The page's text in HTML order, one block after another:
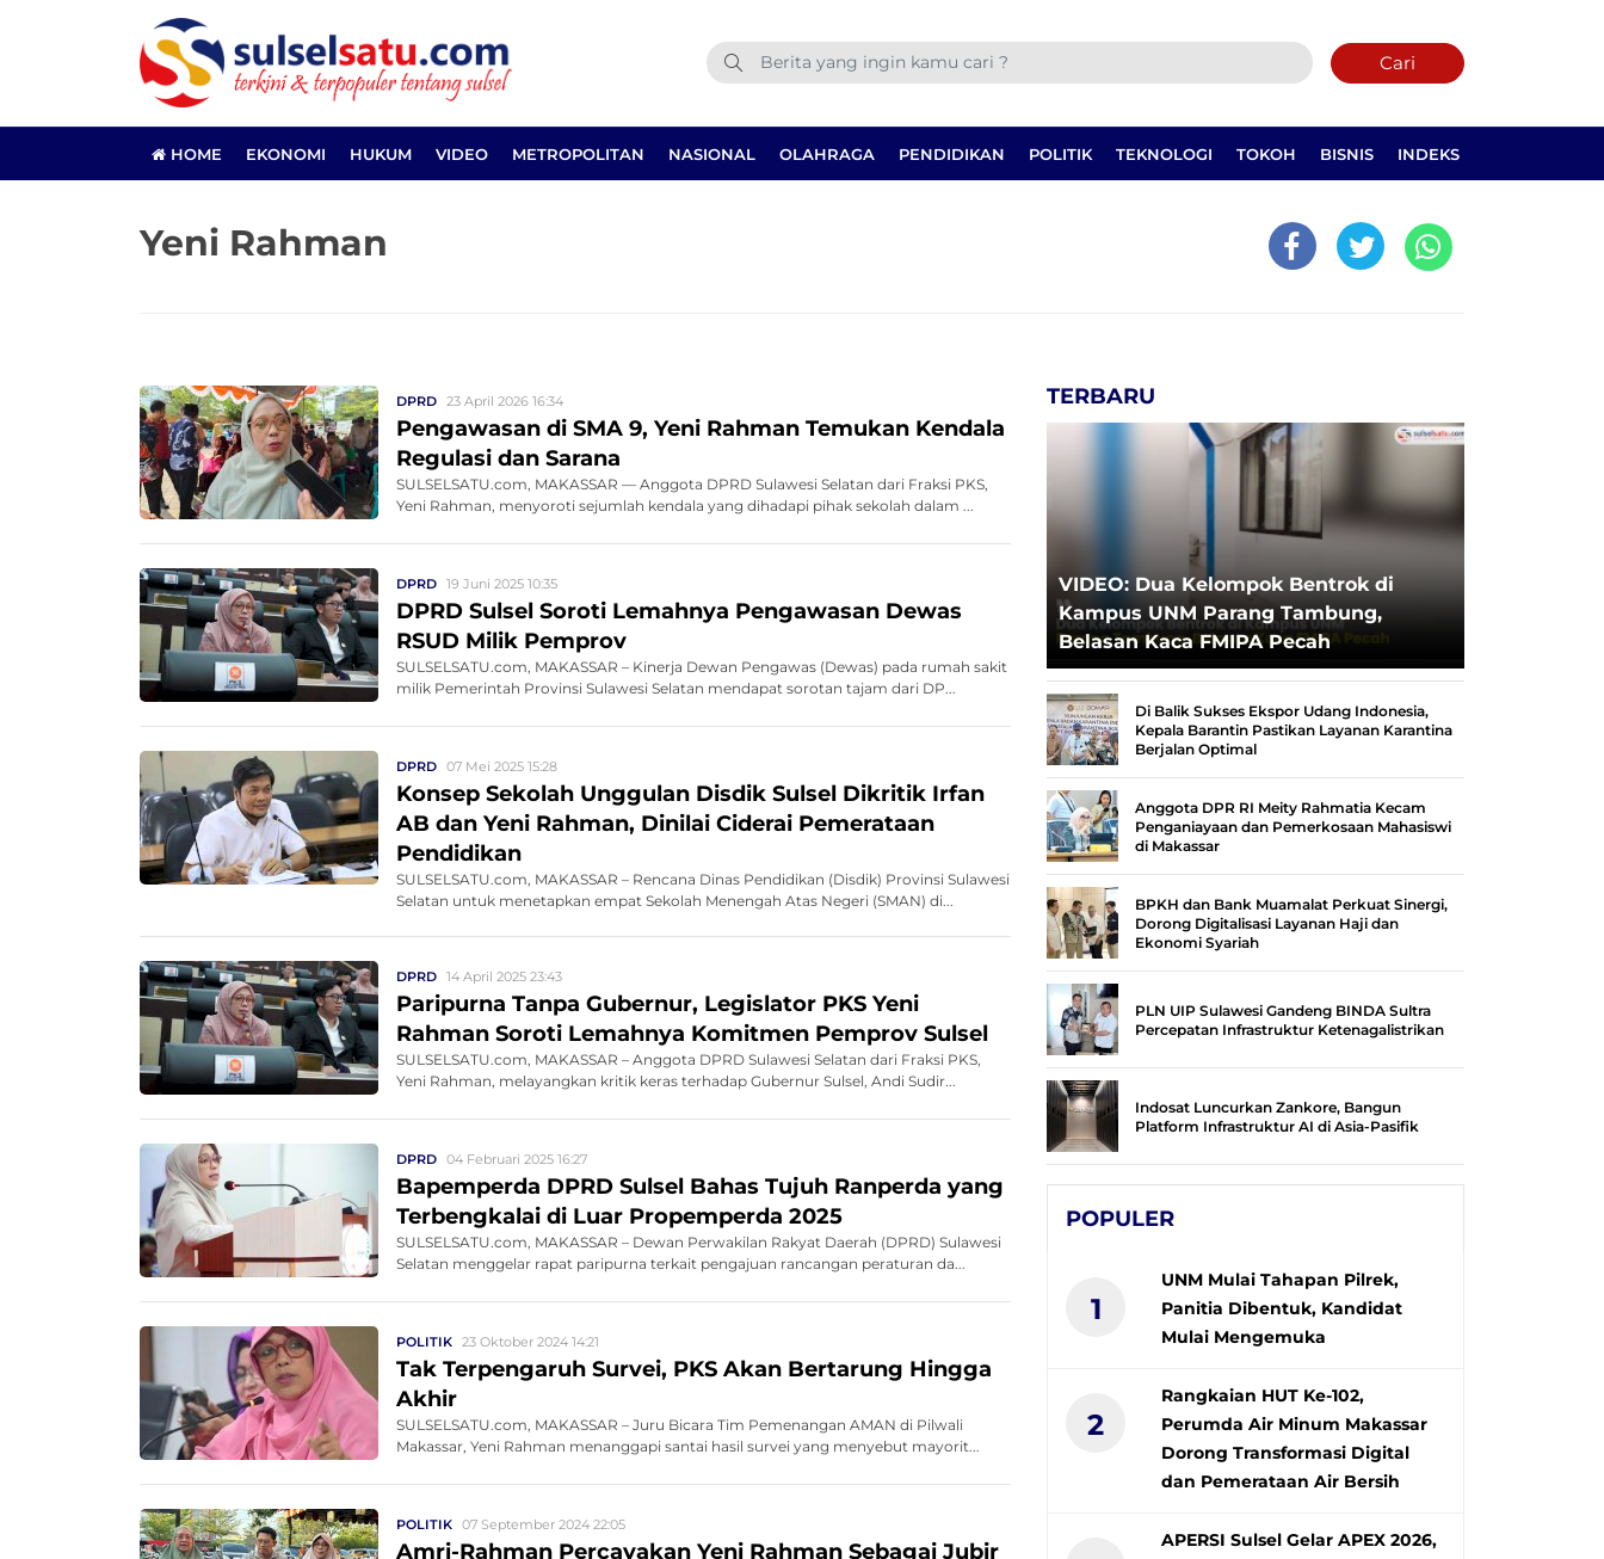
Cari
HOME EKONOMI HUKUM VIDEO METROPOLITAN NASIONAL OLAHRAGA PENDIDIKAN POLITIK TEKNOLOGI TOKOH BISNIS INDEKS
Yeni Rahman
DPRD 23 April 2026 16:34
Pengawasan di SMA 9, Yeni Rahman Temukan Kendala
Regulasi dan Sarana
SULSELSATU.com, MAKASSAR — Anggota DPRD Sulawesi Selatan dari Fraksi PKS,
Yeni Rahman, menyoroti sejumlah kendala yang dihadapi pihak sekolah dalam ...
DPRD 19 Juni 2025 10:35
DPRD Sulsel Soroti Lemahnya Pengawasan Dewas
RSUD Milik Pemprov
SULSELSATU.com, MAKASSAR – Kinerja Dewan Pengawas (Dewas) pada rumah sakit
milik Pemerintah Provinsi Sulawesi Selatan mendapat sorotan tajam dari DP...
DPRD 07 Mei 2025 15:28
Konsep Sekolah Unggulan Disdik Sulsel Dikritik Irfan
AB dan Yeni Rahman, Dinilai Ciderai Pemerataan
Pendidikan
SULSELSATU.com, MAKASSAR – Rencana Dinas Pendidikan (Disdik) Provinsi Sulawesi
Selatan untuk menetapkan empat Sekolah Menengah Atas Negeri (SMAN) di...
DPRD 14 April 2025 23:43
Paripurna Tanpa Gubernur, Legislator PKS Yeni
Rahman Soroti Lemahnya Komitmen Pemprov Sulsel
SULSELSATU.com, MAKASSAR – Anggota DPRD Sulawesi Selatan dari Fraksi PKS,
Yeni Rahman, melayangkan kritik keras terhadap Gubernur Sulsel, Andi Sudir...
DPRD 04 Februari 2025 16:27
Bapemperda DPRD Sulsel Bahas Tujuh Ranperda yang
Terbengkalai di Luar Propemperda 2025
SULSELSATU.com, MAKASSAR – Dewan Perwakilan Rakyat Daerah (DPRD) Sulawesi
Selatan menggelar rapat paripurna terkait pengajuan rancangan peraturan da...
POLITIK 23 Oktober 2024 14:21
Tak Terpengaruh Survei, PKS Akan Bertarung Hingga
Akhir
SULSELSATU.com, MAKASSAR – Juru Bicara Tim Pemenangan AMAN di Pilwali
Makassar, Yeni Rahman menanggapi santai hasil survei yang menyebut mayorit...
POLITIK 07 September 2024 22:05
Amri-Rahman Percayakan Yeni Rahman Sebagai Jubir
TERBARU
VIDEO: Dua Kelompok Bentrok di
Kampus UNM Parang Tambung,
Belasan Kaca FMIPA Pecah
Di Balik Sukses Ekspor Udang Indonesia,
Kepala Barantin Pastikan Layanan Karantina
Berjalan Optimal
Anggota DPR RI Meity Rahmatia Kecam
Penganiayaan dan Pemerkosaan Mahasiswi
di Makassar
BPKH dan Bank Muamalat Perkuat Sinergi,
Dorong Digitalisasi Layanan Haji dan
Ekonomi Syariah
PLN UIP Sulawesi Gandeng BINDA Sultra
Percepatan Infrastruktur Ketenagalistrikan
Indosat Luncurkan Zankore, Bangun
Platform Infrastruktur AI di Asia-Pasifik
POPULER
1
UNM Mulai Tahapan Pilrek,
Panitia Dibentuk, Kandidat
Mulai Mengemuka
2
Rangkaian HUT Ke-102,
Perumda Air Minum Makassar
Dorong Transformasi Digital
dan Pemerataan Air Bersih
APERSI Sulsel Gelar APEX 2026,